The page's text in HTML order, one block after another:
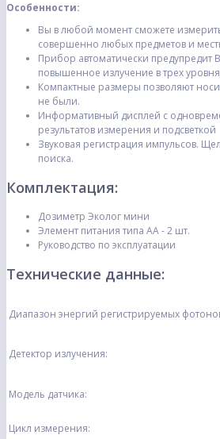
Особенности:
Вы в любой момент сможете
совершенно любых предметов и
Прибор автоматически предупредит
повышенное излучение в трех
Компактные размеры позволяют
не были.
Информативный дисплей с
результатов измерения и подсветкой
Звуковая регистрация импульсов.
поиска.
Комплектация:
Дозиметр Эколог мини
Элемент питания типа АА - 2 шт.
Руководство по эксплуатации
Технические данные:
Диапазон энергий регистрируемых
Детектор излучения:
Модель датчика:
Цикл измерения: